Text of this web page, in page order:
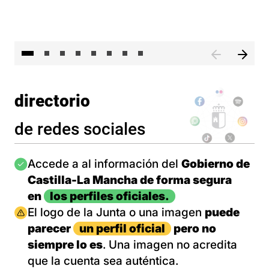
directorio
de redes sociales
Imagen
Accede a al información del Gobierno de
Castilla-La Mancha de forma segura
en
los perfiles oficiales.
Imagen
El logo de la Junta o una imagen puede
parecer
un perfil oficial
pero no
siempre lo es. Una imagen no acredita
que la cuenta sea auténtica.